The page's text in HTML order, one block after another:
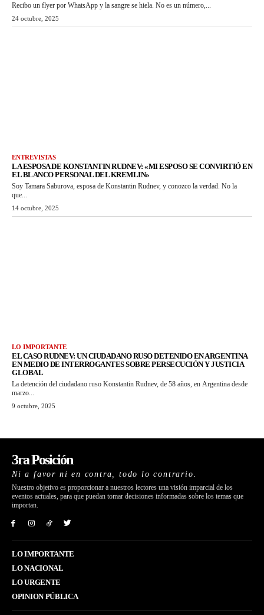
Recibo un flyer por WhatsApp y la sangre se hiela. No es un número,...
24 octubre, 2025
ENTREVISTAS
LA ESPOSA DE KONSTANTIN RUDNEV: «MI ESPOSO SE CONVIRTIÓ EN
EL BLANCO PERSONAL DEL KREMLIN»
Soy Tamara Saburova, esposa de Konstantin Rudnev, y conozco la verdad. No la
que...
14 octubre, 2025
LO IMPORTANTE
EL CASO RUDNEV: UN CIUDADANO RUSO DETENIDO EN ARGENTINA
EN MEDIO DE INTERROGANTES SOBRE PERSECUCIÓN Y JUSTICIA
GLOBAL
La detención del ciudadano ruso Konstantin Rudnev, de 58 años, en Argentina desde
marzo...
9 octubre, 2025
3ra Posición
Ni a favor ni en contra, todo lo contrario.
Nuestro objetivo es proporcionar a nuestros lectores una visión imparcial de los
eventos actuales, para que puedan tomar decisiones informadas sobre los temas que
importan.
LO IMPORTANTE
LO NACIONAL
LO URGENTE
OPINION PÚBLICA